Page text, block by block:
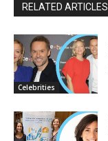
RELATED ARTICLES
Celebrities